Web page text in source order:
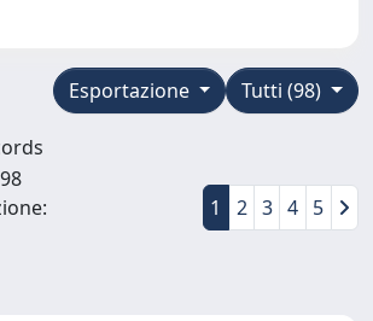
Tutti (98)
Esportazione
1 2 3 4 5